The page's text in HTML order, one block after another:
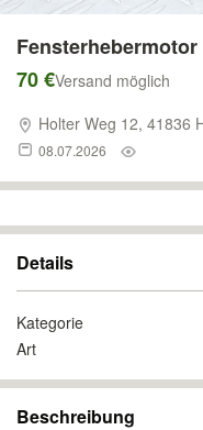
70 €Versand möglich
Holter Weg 12, 41836
08.07.2026
Details
Kategorie
Art
Beschreibung